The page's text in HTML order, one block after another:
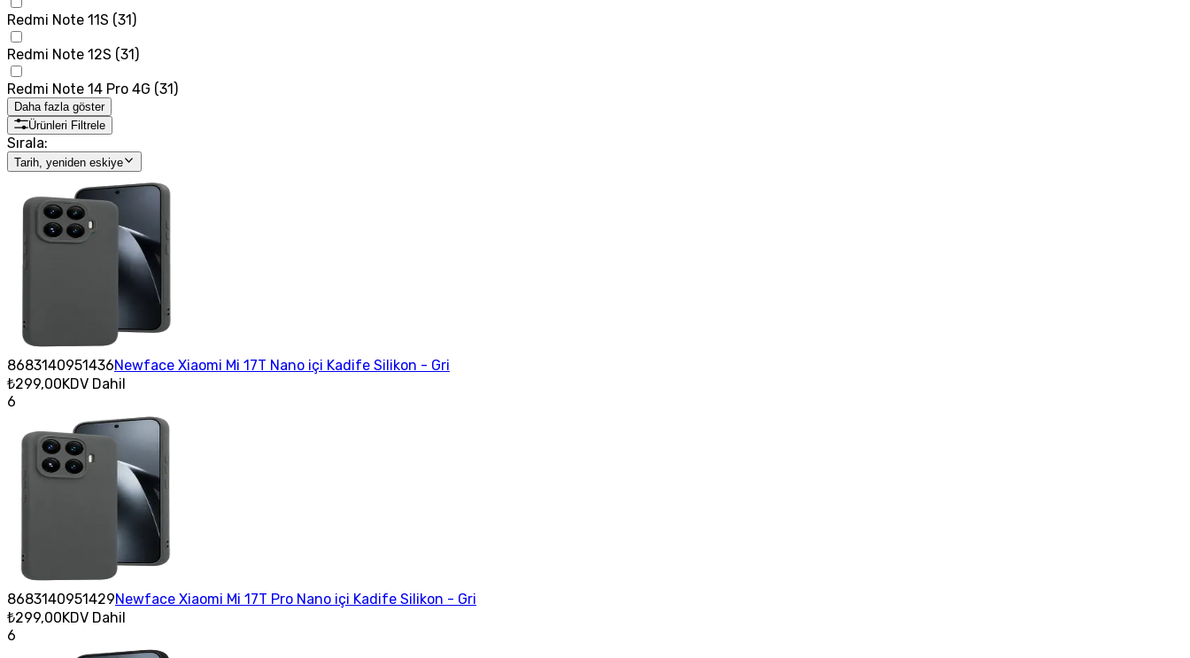
Redmi Note 11S (31 )
Redmi Note 12S (31 )
Redmi Note 14 Pro 4G (31 )
Daha fazla göster
Ürünleri Filtrele
Sırala:
Tarih, yeniden eskiye
8683140951436Newface Xiaomi Mi 17T Nano içi Kadife Silikon - Gri
₺299,00KDV Dahil
6
8683140951429Newface Xiaomi Mi 17T Pro Nano içi Kadife Silikon - Gri
₺299,00KDV Dahil
6